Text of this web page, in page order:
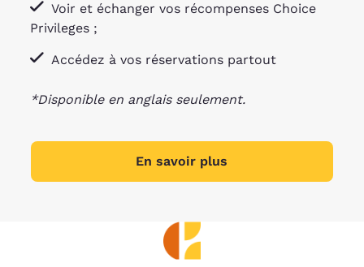
Voir et échanger vos récompenses Choice
Privileges ;
Accédez à vos réservations partout
*Disponible en anglais seulement.
En savoir plus